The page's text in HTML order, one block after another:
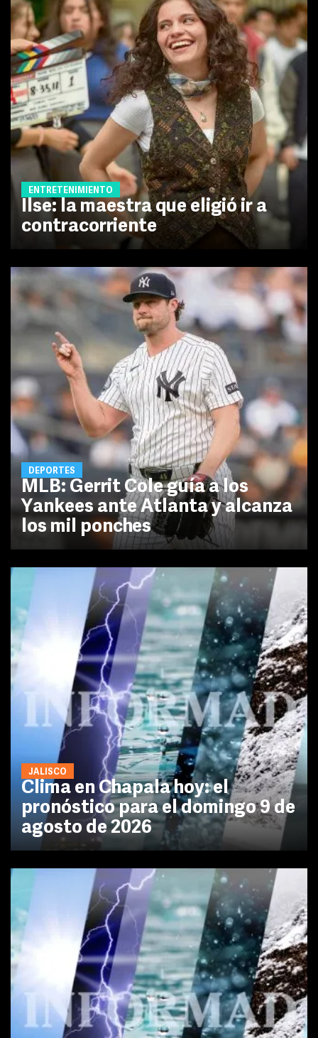
ENTRETENIMIENTO
Ilse: la maestra que eligió ir a
contracorriente
DEPORTES
MLB: Gerrit Cole guía a los
Yankees ante Atlanta y alcanza
los mil ponches
JALISCO
Clima en Chapala hoy: el
pronóstico para el domingo 9 de
agosto de 2026